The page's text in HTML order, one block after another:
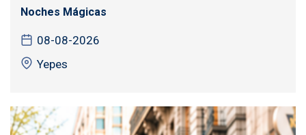
Noches Mágicas
08-08-2026
Yepes